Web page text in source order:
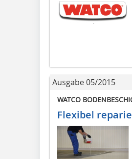
Ausgabe 05/2015
WATCO
Flexibel